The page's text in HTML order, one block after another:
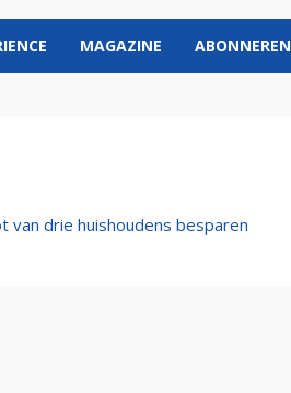
MAGAZINE ABONNEREN
drie huishoudens besparen